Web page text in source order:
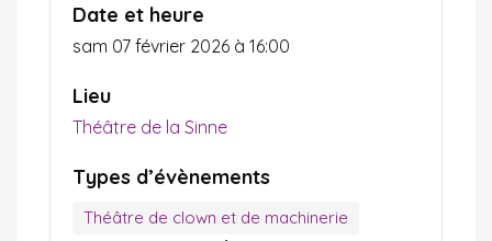
Date et heure
sam 07 février 2026 à 16:00
Lieu
Théâtre de la Sinne
Types d’évènements
Théâtre de clown et de machinerie